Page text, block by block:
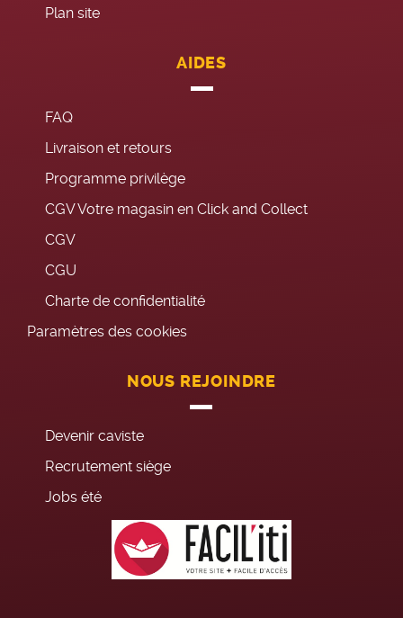
Plan site
AIDES
FAQ
Livraison et retours
Programme privilège
CGV Votre magasin en Click and Collect
CGV
CGU
Charte de confidentialité
Paramètres des cookies
NOUS REJOINDRE
Devenir caviste
Recrutement siège
Jobs été